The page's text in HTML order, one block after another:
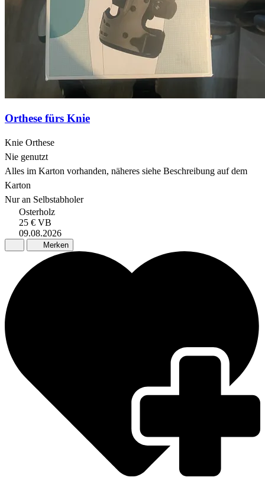
Orthese fürs Knie
Knie Orthese
Nie genutzt
Alles im Karton vorhanden, näheres siehe Beschreibung auf dem
Karton
Nur an Selbstabholer
Osterholz
25 € VB
09.08.2026
Merken